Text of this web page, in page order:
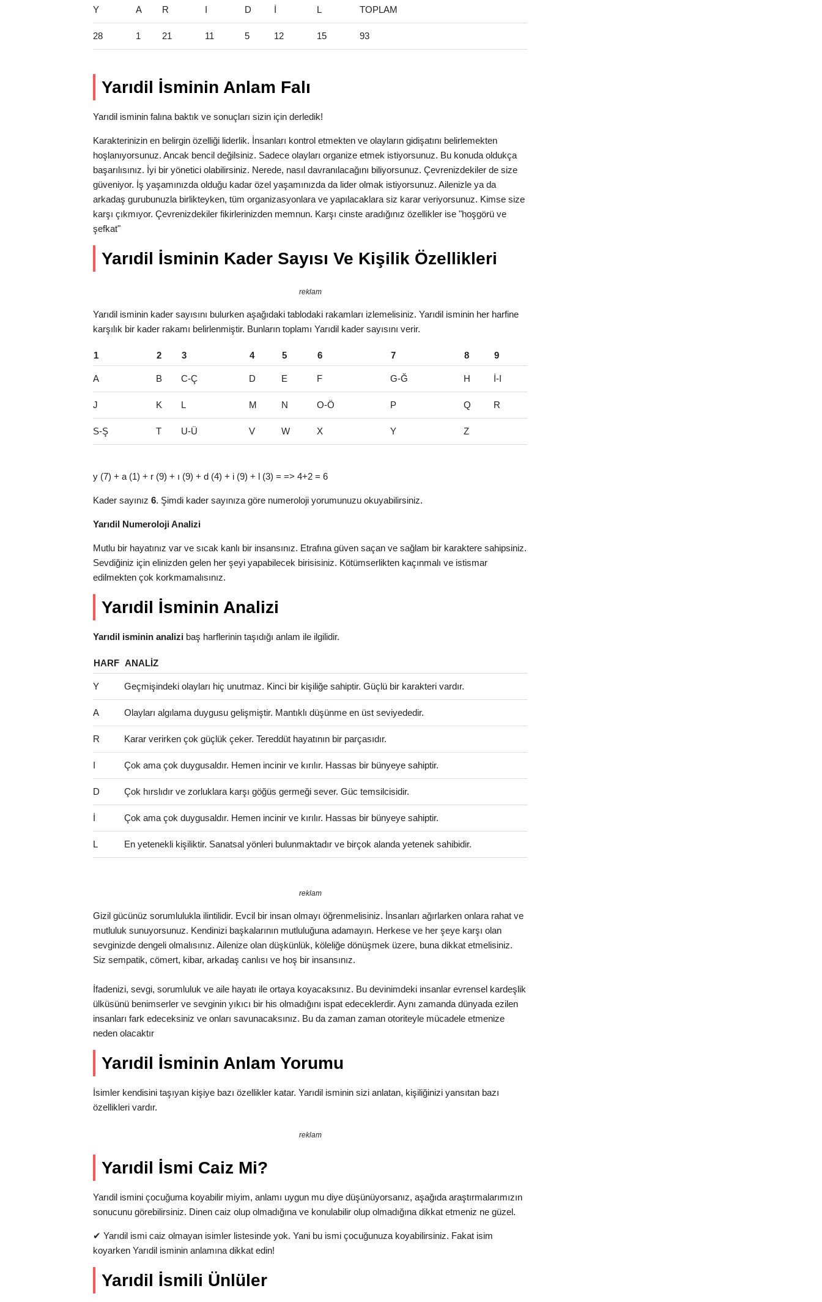
Y A R I D İ L TOPLAM
28 1 21 11 5 12 15 93
Yarıdil İsminin Anlam Falı
Yarıdil isminin falına baktık ve sonuçları sizin için derledik!
Karakterinizin en belirgin özelliği liderlik. İnsanları kontrol etmekten ve olayların gidişatını belirlemekten
hoşlanıyorsunuz. Ancak bencil değilsiniz. Sadece olayları organize etmek istiyorsunuz. Bu konuda oldukça
başarılısınız. İyi bir yönetici olabilirsiniz. Nerede, nasıl davranılacağını biliyorsunuz. Çevrenizdekiler de size
güveniyor. İş yaşamınızda olduğu kadar özel yaşamınızda da lider olmak istiyorsunuz. Ailenizle ya da
arkadaş gurubunuzla birlikteyken, tüm organizasyonlara ve yapılacaklara siz karar veriyorsunuz. Kimse size
karşı çıkmıyor. Çevrenizdekiler fikirlerinizden memnun. Karşı cinste aradığınız özellikler ise "hoşgörü ve
şefkat"
Yarıdil İsminin Kader Sayısı Ve Kişilik Özellikleri
reklam
Yarıdil isminin kader sayısını bulurken aşağıdaki tablodaki rakamları izlemelisiniz. Yarıdil isminin her harfine
karşılık bir kader rakamı belirlenmiştir. Bunların toplamı Yarıdil kader sayısını verir.
1 2 3 4 5 6 7 8 9
A B C-Ç D E F G-Ğ H İ-I
J K L M N O-Ö P Q R
S-Ş T U-Ü V W X Y Z
y (7) + a (1) + r (9) + ı (9) + d (4) + i (9) + l (3) = => 4+2 = 6
Kader sayınız 6. Şimdi kader sayınıza göre numeroloji yorumunuzu okuyabilirsiniz.
Yarıdil Numeroloji Analizi
Mutlu bir hayatınız var ve sıcak kanlı bir insansınız. Etrafına güven saçan ve sağlam bir karaktere sahipsiniz.
Sevdiğiniz için elinizden gelen her şeyi yapabilecek birisisiniz. Kötümserlikten kaçınmalı ve istismar
edilmekten çok korkmamalısınız.
Yarıdil İsminin Analizi
Yarıdil isminin analizi baş harflerinin taşıdığı anlam ile ilgilidir.
HARF ANALIZ
Y Geçmişindeki olayları hiç unutmaz. Kinci bir kişiliğe sahiptir. Güçlü bir karakteri vardır.
A Olayları algılama duygusu gelişmiştir. Mantıklı düşünme en üst seviyededir.
R Karar verirken çok güçlük çeker. Tereddüt hayatının bir parçasıdır.
I Çok ama çok duygusaldır. Hemen incinir ve kırılır. Hassas bir bünyeye sahiptir.
D Çok hırslıdır ve zorluklara karşı göğüs germeği sever. Güc temsilcisidir.
İ Çok ama çok duygusaldır. Hemen incinir ve kırılır. Hassas bir bünyeye sahiptir.
L En yetenekli kişiliktir. Sanatsal yönleri bulunmaktadır ve birçok alanda yetenek sahibidir.
reklam
Gizil gücünüz sorumlulukla ilintilidir. Evcil bir insan olmayı öğrenmelisiniz. İnsanları ağırlarken onlara rahat ve
mutluluk sunuyorsunuz. Kendinizi başkalarının mutluluğuna adamayın. Herkese ve her şeye karşı olan
sevginizde dengeli olmalısınız. Ailenize olan düşkünlük, köleliğe dönüşmek üzere, buna dikkat etmelisiniz.
Siz sempatik, cömert, kibar, arkadaş canlısı ve hoş bir insansınız.
İfadenizi, sevgi, sorumluluk ve aile hayatı ile ortaya koyacaksınız. Bu devinimdeki insanlar evrensel kardeşlik
ülküsünü benimserler ve sevginin yıkıcı bir his olmadığını ispat edeceklerdir. Aynı zamanda dünyada ezilen
insanları fark edeceksiniz ve onları savunacaksınız. Bu da zaman zaman otoriteyle mücadele etmenize
neden olacaktır
Yarıdil İsminin Anlam Yorumu
İsimler kendisini taşıyan kişiye bazı özellikler katar. Yarıdil isminin sizi anlatan, kişiliğinizi yansıtan bazı
özellikleri vardır.
reklam
Yarıdil İsmi Caiz Mi?
Yarıdil ismini çocuğuma koyabilir miyim, anlamı uygun mu diye düşünüyorsanız, aşağıda araştırmalarımızın
sonucunu görebilirsiniz. Dinen caiz olup olmadığına ve konulabilir olup olmadığına dikkat etmeniz ne güzel.
✔ Yarıdil ismi caiz olmayan isimler listesinde yok. Yani bu ismi çocuğunuza koyabilirsiniz. Fakat isim
koyarken Yarıdil isminin anlamına dikkat edin!
Yarıdil İsmili Ünlüler